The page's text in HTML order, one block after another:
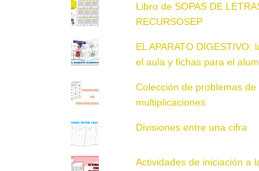
Libro de SOPAS DE
RECURSOSEP
EL APARATO DIGESTIVO:
el aula y fichas para el
Colección de problemas de
multiplicaciones
Divisiones entre una cifra
Actividades de iniciación a